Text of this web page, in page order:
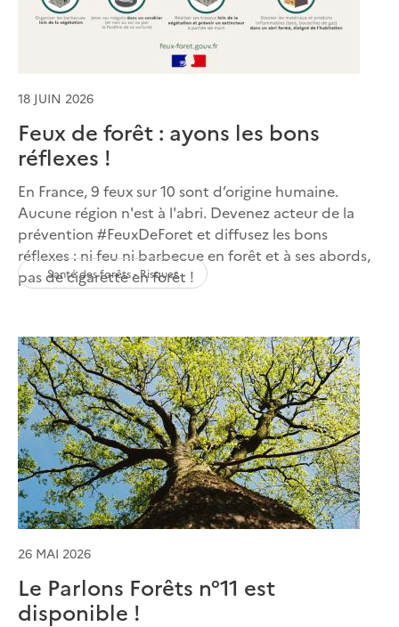
18 JUIN 2026
Feux de forêt : ayons les bons
réflexes !
En France, 9 feux sur 10 sont d’origine humaine.
Aucune région n'est à l'abri. Devenez acteur de la
prévention #FeuxDeForet et diffusez les bons
réflexes : ni feu ni barbecue en forêt et à ses abords,
pas de cigarette en forêt !
Santé des forêts - Risques
26 MAI 2026
Le Parlons Forêts n°11 est
disponible !